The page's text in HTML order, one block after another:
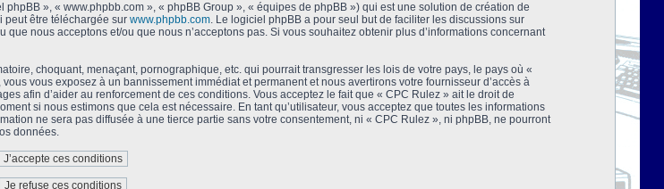
», « www.phpbb.com », « phpBB Group », « équipes de phpBB ») qui est une solution de création de
peut être téléchargée sur www.phpbb.com. Le logiciel phpBB a pour seul but de faciliter les discussions sur
nous acceptons et/ou que nous n’acceptons pas. Si vous souhaitez obtenir plus d’informations concernant
choquant, menaçant, pornographique, etc. qui pourrait transgresser les lois de votre pays, le pays où «
vous exposez à un bannissement immédiat et permanent et nous avertirons votre fournisseur d’accès à
afin d’aider au renforcement de ces conditions. Vous acceptez le fait que « CPC Rulez » ait le droit de
si nous estimons que cela est nécessaire. En tant qu’utilisateur, vous acceptez que toutes les informations
ne sera pas diffusée à une tierce partie sans votre consentement, ni « CPC Rulez », ni phpBB, ne pourront
données.